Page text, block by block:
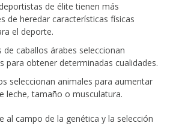
de élite tienen más
de heredar características físicas
el deporte.
de caballos árabes seleccionan
para obtener determinadas cualidades.
seleccionan animales para aumentar
leche, tamaño o musculatura.
al campo de la genética y la selección